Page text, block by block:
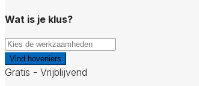
Wat is je klus?
Vind hoveniers
Gratis - Vrijblijvend